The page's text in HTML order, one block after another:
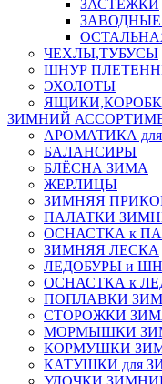
ЗАСТЕЖКИ
ЧЕХЛЫ,ТУБУСЫ
ШНУР
ЭХОЛОТЫ
ЗИМНИЙ
АРОМАТИКА
БАЛАНСИРЫ
БЛЁСНА ЗИМА
ЖЕРЛИЦЫ
ЗИМНЯЯ
ПАЛАТКИ
ОСНАСТКА к
ЗИМНЯЯ ЛЕСКА
ЛЕДОБУРЫ и
ОСНАСТКА к
ПОПЛАВКИ
СТОРОЖКИ
МОРМЫШКИ
КОРМУШКИ
КАТУШКИ для
УДОЧКИ